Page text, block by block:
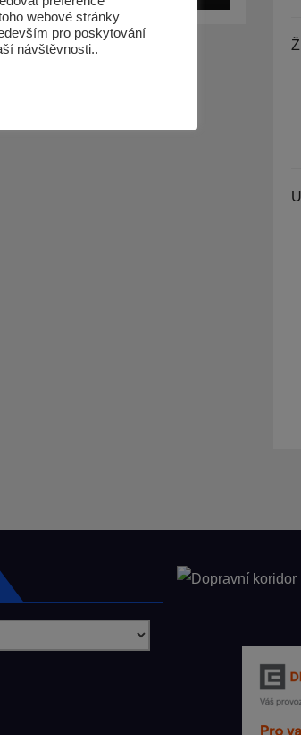
zadat zpracování
lesních
hospodářských
webové stránky
pro poskytování
návštěvnosti..